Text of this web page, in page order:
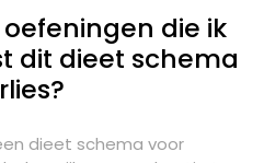
die ik
dit dieet schema
dieet schema voor